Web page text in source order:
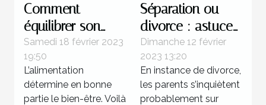
Comment
équilibrer son
alimentation ?
Samedi 18 février 2023
19:50
L’alimentation
détermine en bonne
partie le bien-être. Voilà
Séparation ou
divorce : astuces
pour atténuer la
souffrance des
enfants
Dimanche 12 février
2023 13:20
En instance de divorce,
les parents s’inquiètent
probablement sur